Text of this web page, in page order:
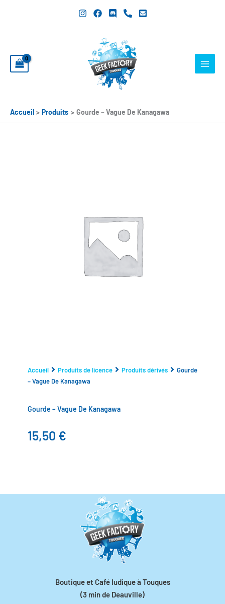
Accueil Produits Gourde – Vague De Kanagawa
Accueil Produits de licence Produits dérivés
Gourde
– Vague De Kanagawa
Gourde – Vague De Kanagawa
15,50 €
Boutique et Café ludique à Touques
(3 min de Deauville)